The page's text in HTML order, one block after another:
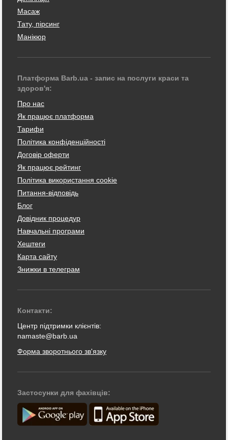
Масаж
Тату, пірсинг
Манікюр
Платформа Barb.ua - запис на послуги краси та
здоров'я:
Про нас
Як працює платформа
Тарифи
Політика конфіденційності
Договір оферти
Як працює рейтинг
Політика використання cookie
Питання-відповідь
Блог
Довідник процедур
Навчальні програми
Хештеги
Карта сайту
Знижки в телеграм
Контакти:
Центр підтримки клієнтів:
namaste@barb.ua
Форма зворотнього зв'язку
Застосунки для фахівців: